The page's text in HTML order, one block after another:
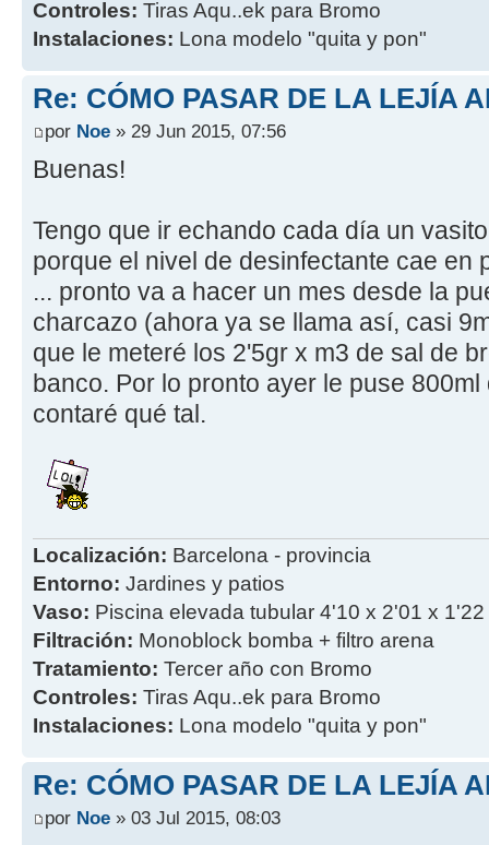
Controles: Tiras Aqu..ek para Bromo
Instalaciones: Lona modelo "quita y pon"
Re: CÓMO PASAR DE LA LEJÍA
por Noe » 29 Jun 2015, 07:56
Buenas!
Tengo que ir echando cada día un
porque el nivel de desinfectante cae
... pronto va a hacer un mes desde la
charcazo (ahora ya se llama así, casi
que le meteré los 2'5gr x m3 de sal de
banco. Por lo pronto ayer le puse
contaré qué tal.
Localización: Barcelona - provincia
Entorno: Jardines y patios
Vaso: Piscina elevada tubular 4'10 x 2'01 x
Filtración: Monoblock bomba + filtro arena
Tratamiento: Tercer año con Bromo
Controles: Tiras Aqu..ek para Bromo
Instalaciones: Lona modelo "quita y pon"
Re: CÓMO PASAR DE LA LEJÍA
por Noe » 03 Jul 2015, 08:03